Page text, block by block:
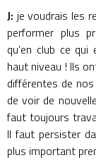
J: je voudrais les
performer plus
qu’en club ce
haut niveau ! Ils
différentes de
de voir de
faut toujours
Il faut persister
plus important